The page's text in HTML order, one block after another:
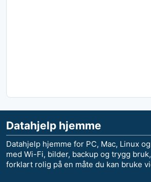
Datahjelp hjemme
Datahjelp hjemme for PC, Mac, Linux
med Wi-Fi, bilder, backup og trygg bruk,
forklart rolig på en måte du kan bruke